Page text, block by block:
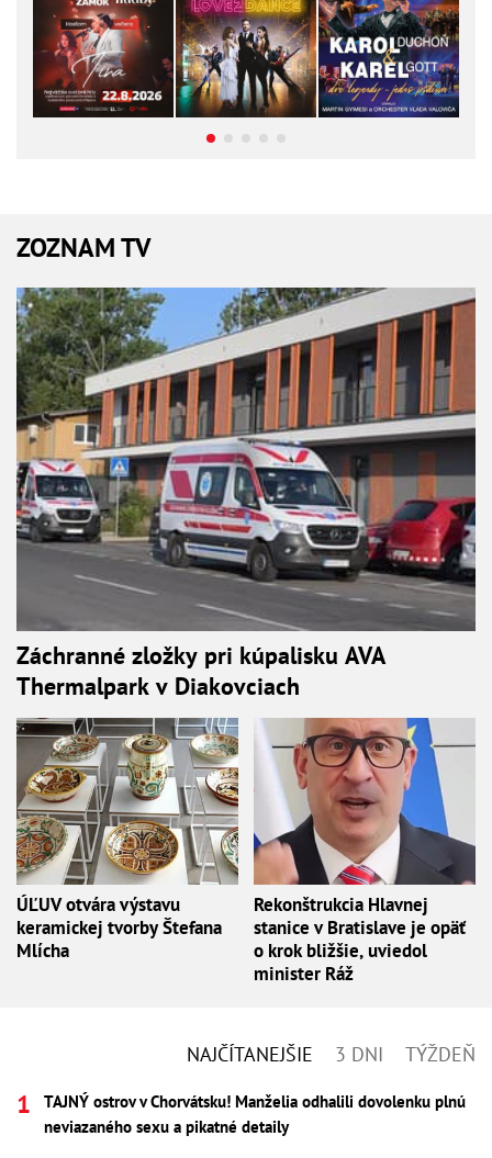
ZOZNAM TV
Záchranné zložky pri kúpalisku AVA
Thermalpark v Diakovciach
ÚĽUV otvára výstavu
keramickej tvorby Štefana
Mlícha
Rekonštrukcia Hlavnej
stanice v Bratislave je opäť
o krok bližšie, uviedol
minister Ráž
NAJČÍTANEJŠIE 3 DNI TÝŽDEŇ
TAJNÝ ostrov v Chorvátsku! Manželia odhalili dovolenku plnú
neviazaného sexu a pikatné detaily